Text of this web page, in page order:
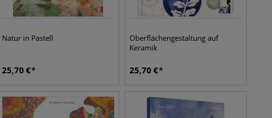
Natur in Pastell
25,70 €
Oberflächengestaltung auf
Keramik
25,70 €